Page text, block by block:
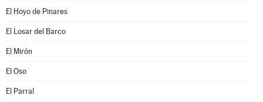
El Hoyo de Pinares
El Losar del Barco
El Mirón
El Oso
El Parral